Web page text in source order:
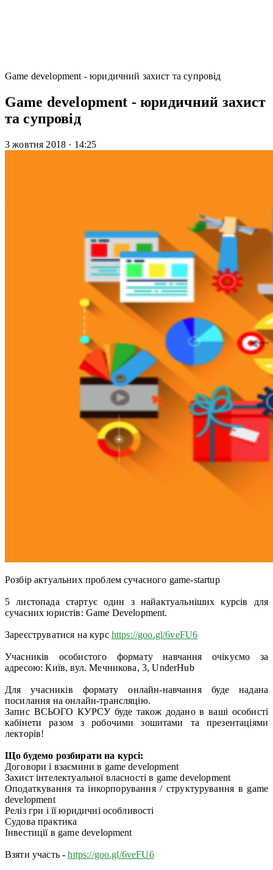
Game development - юридичний захист та супровід
Game development - юридичний захист
та супровід
3 жовтня 2018 · 14:25
Розбір актуальних проблем сучасного game-startup
5 листопада стартує один з найактуальніших курсів для
сучасних юристів: Game Development.
Зареєструватися на курс https://goo.gl/6veFU6
Учасників особистого формату навчання очікуємо за
адресою: Київ, вул. Мечникова, 3, UnderHub
Для учасників формату онлайн-навчання буде надана
посилання на онлайн-трансляцію.
Запис ВСЬОГО КУРСУ буде також додано в ваші особисті
кабінети разом з робочими зошитами та презентаціями
лекторів!
Що будемо розбирати на курсі:
Договори і взаємини в game development
Захист інтелектуальної власності в game development
Оподаткування та інкорпорування / структурування в game
development
Реліз гри і її юридичні особливості
Судова практика
Інвестиції в game development
Взяти участь -https://goo.gl/6veFU6